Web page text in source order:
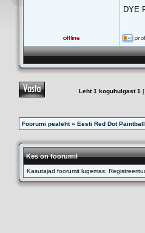
DYE
Leht1 koguhulgast1
Foorumi pealeht» Eesti Red Dot
Kes on foorumil
Kasutajad foorumit lugemas: